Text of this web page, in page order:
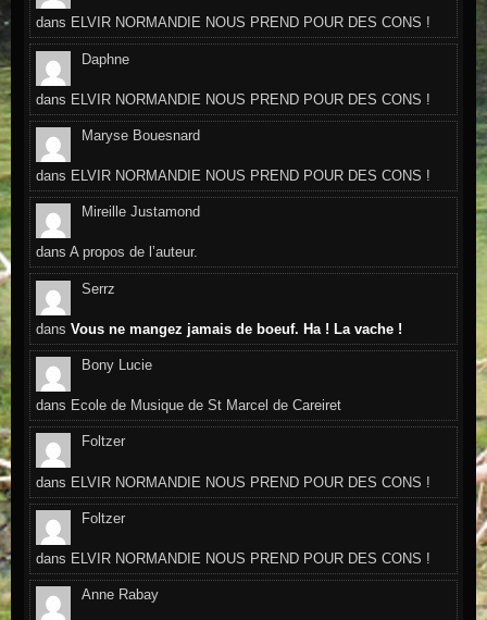
dans ELVIR NORMANDIE NOUS PREND POUR DES CONS !
Daphne
dans ELVIR NORMANDIE NOUS PREND POUR DES CONS !
Maryse Bouesnard
dans ELVIR NORMANDIE NOUS PREND POUR DES CONS !
Mireille Justamond
dansA propos de l’auteur.
Serrz
dansVous ne mangez jamais de boeuf. Ha ! La vache !
Bony Lucie
dans Ecole de Musique de St Marcel de Careiret
Foltzer
dans ELVIR NORMANDIE NOUS PREND POUR DES CONS !
Foltzer
dans ELVIR NORMANDIE NOUS PREND POUR DES CONS !
Anne Rabay